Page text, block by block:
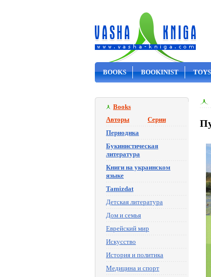
BOOKS BOOKINIST
Books
Авторы
Серии
Периодика
Букинистическая
литература
Книги на украинском
языке
Tamizdat
Детская литература
Дом и семья
Еврейский мир
Искусство
История и политика
Медицина и спорт